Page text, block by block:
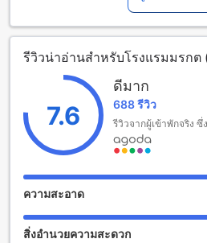
เลือกใช้บริการได้ตามความต้องการข
มีเวลาเช็คอินตั้งแต่เวลา 12:00 น. เ
จนถึงเวลา 12:00 น. เพื่อให้ผู้เข้าพัก
เตรียมตัวก่อนการเดินทางต่อไปได้อย่
นอกจากนี้ โรงแรมยังมีนโยบายเด็กที่
เด็กอายุตั้งแต่ 2 ถึง 5 ปีพักผ่อนฟรี โดย
ทำให้เป็นเลือกที่พักที่เหมาะสำหรับคร
โรงแรมมรกต คุณจะได้รับการต้อนรับ
ที่ดีจากทีมงานที่ชำนาญในการบริการลู
โรงแรมมรกต มีห้องพักหลากหลายประ
ขนาด 50 ตารางเมตร มีเตียงคิงไซส์
ขนาด 45 ตารางเมตร มีเตียงดับเบิ้ล
รีวิวน่าอ่านสำหรับโรงแรมมรกต
7.6
ดีมาก
688 รีวิว
รีวิวจากผู้เข้าพักจริง ซึ่
ความสะอาด
สิ่งอำนวยความสะดวก